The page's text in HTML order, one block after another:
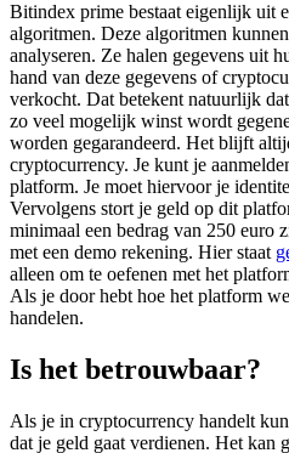
Bitindex prime bestaat eigenlijk uit
algoritmen. Deze algoritmen
analyseren. Ze halen gegevens uit
hand van deze gegevens of
verkocht. Dat betekent natuurlijk
zo veel mogelijk winst wordt
worden gegarandeerd. Het blijft
cryptocurrency. Je kunt je
platform. Je moet hiervoor je
Vervolgens stort je geld op dit
minimaal een bedrag van 250 euro
met een demo rekening. Hier staat
alleen om te oefenen met het
Als je door hebt hoe het platform
handelen.
Is het betrouwbaar?
Als je in cryptocurrency handelt
dat je geld gaat verdienen. Het kan